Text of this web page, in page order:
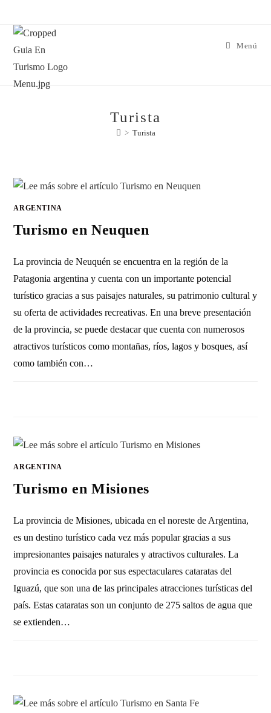
Menú
Turista
> Turista
ARGENTINA
Turismo en Neuquen
La provincia de Neuquén se encuentra en la región de la
Patagonia argentina y cuenta con un importante potencial
turístico gracias a sus paisajes naturales, su patrimonio cultural y
su oferta de actividades recreativas. En una breve presentación
de la provincia, se puede destacar que cuenta con numerosos
atractivos turísticos como montañas, ríos, lagos y bosques, así
como también con…
ARGENTINA
Turismo en Misiones
La provincia de Misiones, ubicada en el noreste de Argentina,
es un destino turístico cada vez más popular gracias a sus
impresionantes paisajes naturales y atractivos culturales. La
provincia es conocida por sus espectaculares cataratas del
Iguazú, que son una de las principales atracciones turísticas del
país. Estas cataratas son un conjunto de 275 saltos de agua que
se extienden…